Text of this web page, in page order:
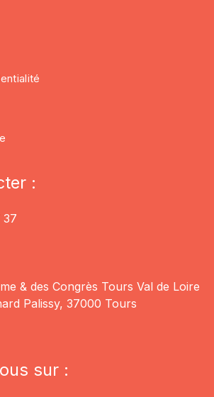
:
37
& des Congrès Tours Val de Loire
Palissy, 37000 Tours
sur :